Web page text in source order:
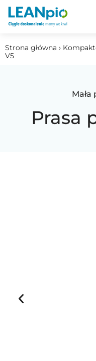
Strona główna ›
V5
Mała
Prasa